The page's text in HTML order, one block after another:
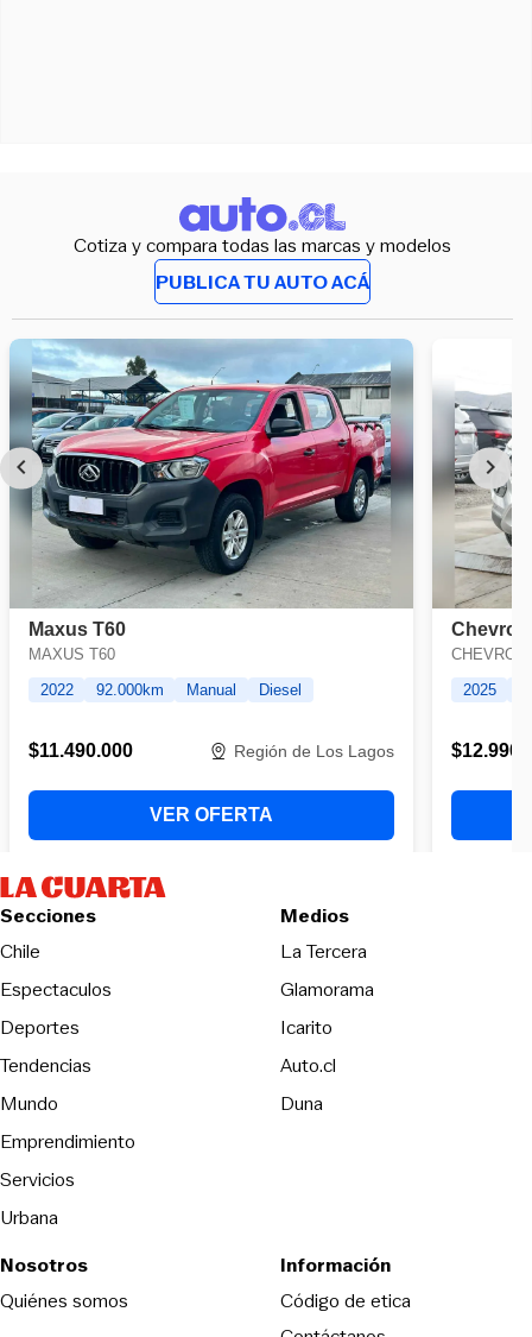
Cotiza y compara todas las marcas y modelos
PUBLICA TU AUTO ACÁ
Secciones
Chile
Espectaculos
Deportes
Tendencias
Mundo
Emprendimiento
Servicios
Urbana
Medios
La Tercera
Glamorama
Icarito
Auto.cl
Duna
Nosotros
Quiénes somos
Información
Código de etica